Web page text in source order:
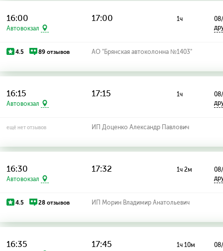
16:00
Автовокзал
17:00 1ч
4.5 89 отзывов АО "Брянская автоколонна №1403"
16:15
Автовокзал
17:15 1ч
ещё нет отзывов ИП Доценко Александр Павлович
16:30
Автовокзал
17:32 1ч 2м
4.5 28 отзывов ИП Морин Владимир Анатольевич
16:35 17:45 1ч 10м